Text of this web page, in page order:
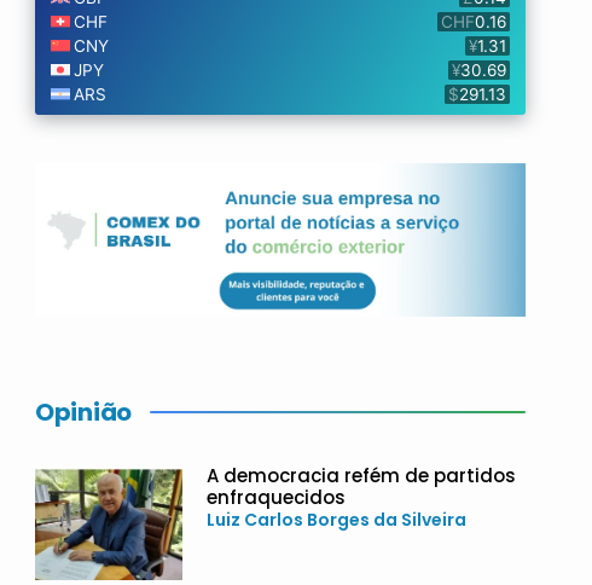
Opinião
A democracia refém de partidos
enfraquecidos
Luiz Carlos Borges da Silveira